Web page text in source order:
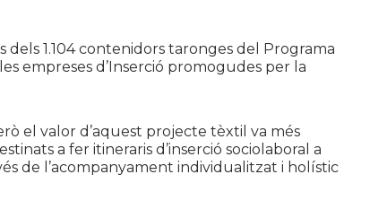
1.104 contenidors taronges del Programa
les empreses d’Inserció promogudes per la
el valor d’aquest projecte tèxtil va més
a fer itineraris d’inserció sociolaboral a
de l’acompanyament individualitzat i holístic